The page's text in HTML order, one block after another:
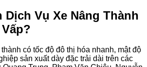
Dịch Vụ Xe Nâng Thành
có tốc độ đô thị hóa nhanh, mật độ
sản xuất dày đặc trải dài trên các